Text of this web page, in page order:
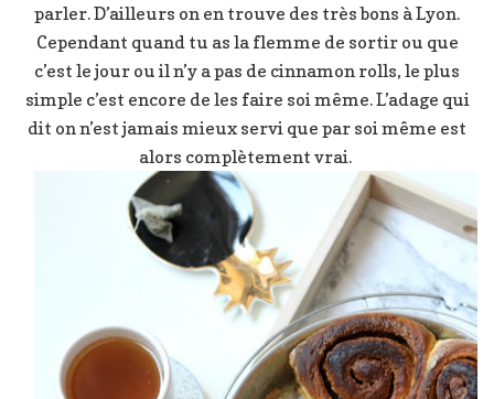
parler. D’ailleurs on en trouve des très bons à Lyon.
Cependant quand tu as la flemme de sortir ou que
c’est le jour ou il n’y a pas de cinnamon rolls, le plus
simple c’est encore de les faire soi même. L’adage qui
dit on n’est jamais mieux servi que par soi même est
alors complètement vrai.